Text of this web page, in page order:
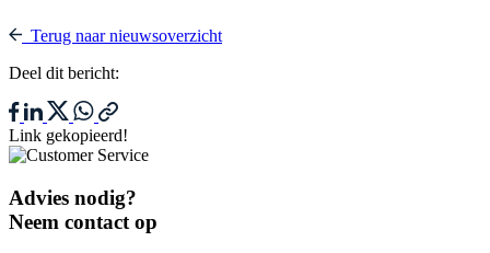
Terug naar nieuwsoverzicht
Deel dit bericht:
Link gekopieerd!
Advies nodig?
Neem contact op